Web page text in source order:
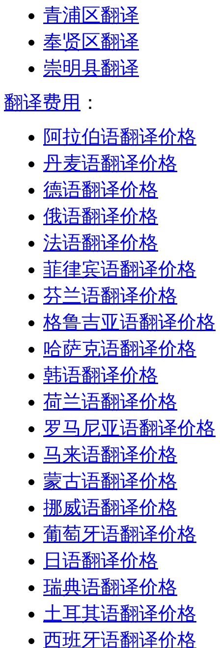
青浦区翻译
奉贤区翻译
崇明县翻译
翻译费用 ：
阿拉伯语翻译价格
丹麦语翻译价格
德语翻译价格
俄语翻译价格
法语翻译价格
菲律宾语翻译价格
芬兰语翻译价格
格鲁吉亚语翻译价格
哈萨克语翻译价格
韩语翻译价格
荷兰语翻译价格
罗马尼亚语翻译价格
马来语翻译价格
蒙古语翻译价格
挪威语翻译价格
葡萄牙语翻译价格
日语翻译价格
瑞典语翻译价格
土耳其语翻译价格
西班牙语翻译价格